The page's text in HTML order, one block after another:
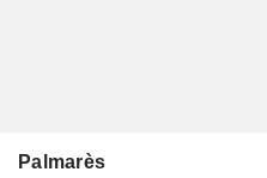
Palmarès